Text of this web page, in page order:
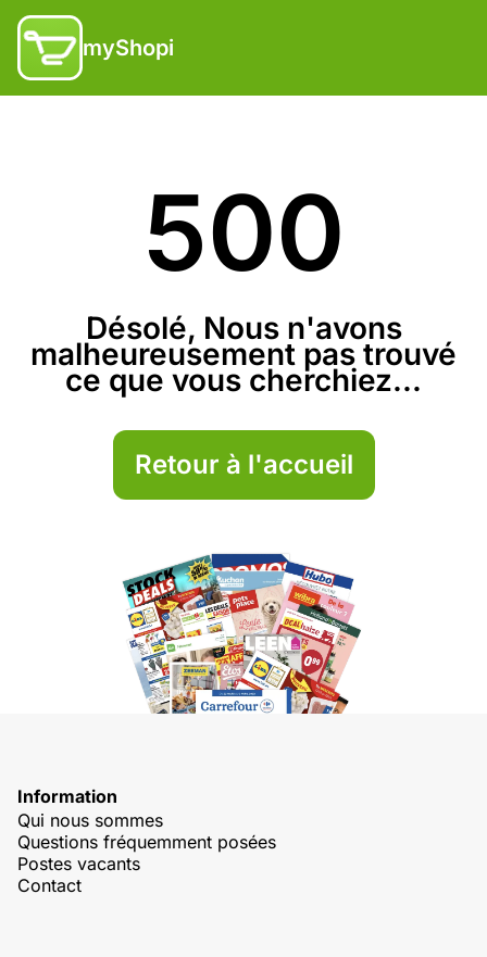
myShopi
500
Désolé, Nous n'avons
malheureusement pas trouvé
ce que vous cherchiez...
Retour à l'accueil
Information
Qui nous sommes
Questions fréquemment posées
Postes vacants
Contact